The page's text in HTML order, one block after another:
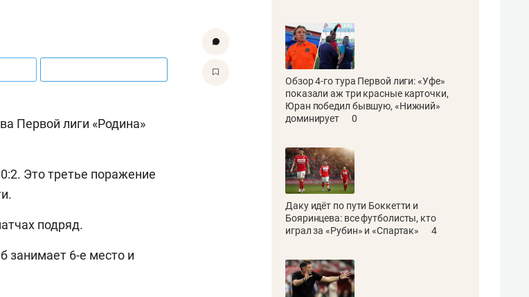
Первой лиги «Родина»
Это третье поражение
подряд.
занимает 6-е место и
Обзор 4-го тура Первой лиги: «Уфе»
показали аж три красные карточки,
Юран победил бывшую, «Нижний»
доминирует
0
Даку идёт по пути Боккетти и
Бояринцева: все футболисты, кто
играл за «Рубин» и «Спартак»
4